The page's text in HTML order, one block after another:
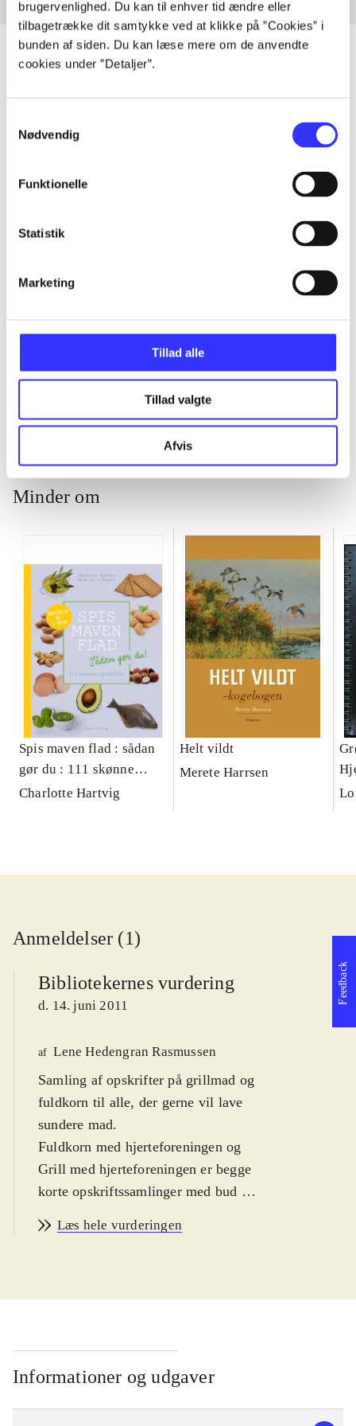
brugervenlighed. Du kan til enhver tid ændre eller
tilbagetrække dit samtykke ved at klikke på ”Cookies” i
bunden af siden. Du kan læse mere om de anvendte
cookies under ”Detaljer”.
Nødvendig
Funktionelle
Statistik
Marketing
Tillad alle
Tillad valgte
Afvis
Minder om
Spis maven flad : sådan
gør du : 111 skønne
opskrifter
Charlotte Hartvig
Helt vildt
Merete Harrsen
Anmeldelser (1)
Bibliotekernes vurdering
d. 14. juni 2011
af Lene Hedengran Rasmussen
Samling af opskrifter på grillmad og
fuldkorn til alle, der gerne vil lave
sundere mad.
Fuldkorn med hjerteforeningen og
Grill med hjerteforeningen er begge
korte opskriftssamlinger med bud på
med fuldkorn eller til grillen. Begge
direktør Inge Vestbo. Fuldkornsbogen
består udelukkende af opskrifter, der
alle kan ses på en indholdsfortegnelse
forrest i bogen. Grillbogen byder på
opskrifter med grøntsager, fisk og
Læs hele vurderingen
Informationer og udgaver
Feedback